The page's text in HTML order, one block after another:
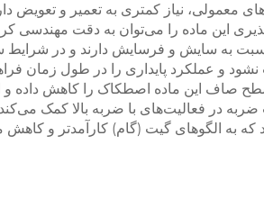
معمولی، نیاز کمتری به تعمیر و
این ماده را می‌توان به دقت مهندسی
به سایش و فرسایش دارند و در
نشود و عملکرد پایداری را در طول زمان
سطح صاف این ماده اصطکاک را کاهش
در فعالیت‌های با ضربه بالا کمک می‌کند
به الگوهای گیت (گام) کارآمدتر و